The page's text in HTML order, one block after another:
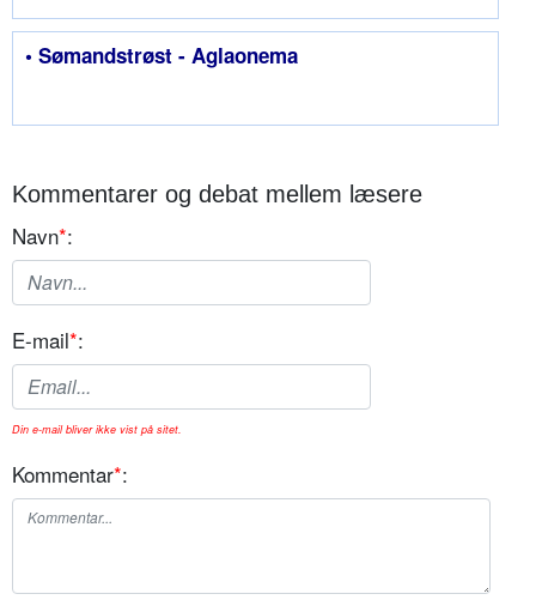
• Sømandstrøst - Aglaonema
Kommentarer og debat mellem læsere
Navn*:
E-mail*:
Din e-mail bliver ikke vist på sitet.
Kommentar*: